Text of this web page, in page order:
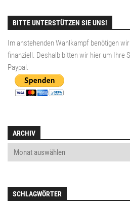
BITTE UNTERSTÜTZEN SIE UNS!
Im anstehenden Wahlkampf benötigen
finanziell. Deshalb bitten wir hier um Ihre
Paypal.
ARCHIV
SCHLAGWÖRTER